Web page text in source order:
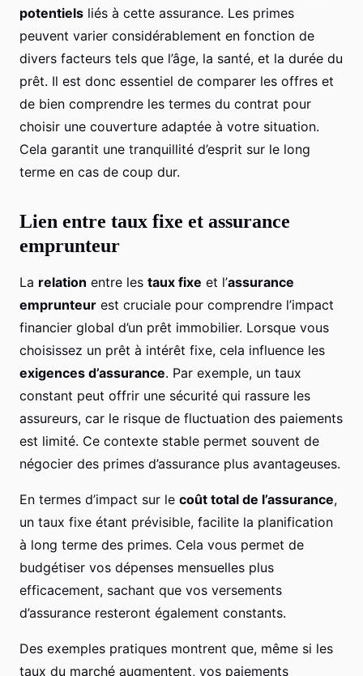
potentiels liés à cette assurance. Les primes
peuvent varier considérablement en fonction de
divers facteurs tels que l’âge, la santé, et la durée du
prêt. Il est donc essentiel de comparer les offres et
de bien comprendre les termes du contrat pour
choisir une couverture adaptée à votre situation.
Cela garantit une tranquillité d’esprit sur le long
terme en cas de coup dur.
Lien entre taux fixe et assurance
emprunteur
La relation entre les taux fixe et l’assurance
emprunteur est cruciale pour comprendre l’impact
financier global d’un prêt immobilier. Lorsque vous
choisissez un prêt à intérêt fixe, cela influence les
exigences d’assurance. Par exemple, un taux
constant peut offrir une sécurité qui rassure les
assureurs, car le risque de fluctuation des paiements
est limité. Ce contexte stable permet souvent de
négocier des primes d’assurance plus avantageuses.
En termes d’impact sur le coût total de l’assurance,
un taux fixe étant prévisible, facilite la planification
à long terme des primes. Cela vous permet de
budgétiser vos dépenses mensuelles plus
efficacement, sachant que vos versements
d’assurance resteront également constants.
Des exemples pratiques montrent que, même si les
taux du marché augmentent, vos paiements